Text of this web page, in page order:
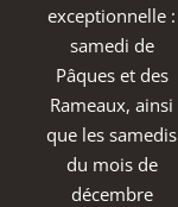
exceptionnelle :
samedi de
Pâques et des
Rameaux, ainsi
que les samedis
du mois de
décembre